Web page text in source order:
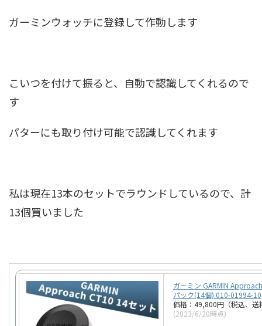
ガーミンウォッチに登録して作動します
こいつを付けて振ると、自動で認識してくれるので
す
パターにも取り付け可能で認識してくれます
私は現在13本のセットでラウンドしているので、計
13個買いました
ガーミン GARMIN
パック(14個) 010-01994-10
価格：49,800円（税込、送
(2023/6/20時点)